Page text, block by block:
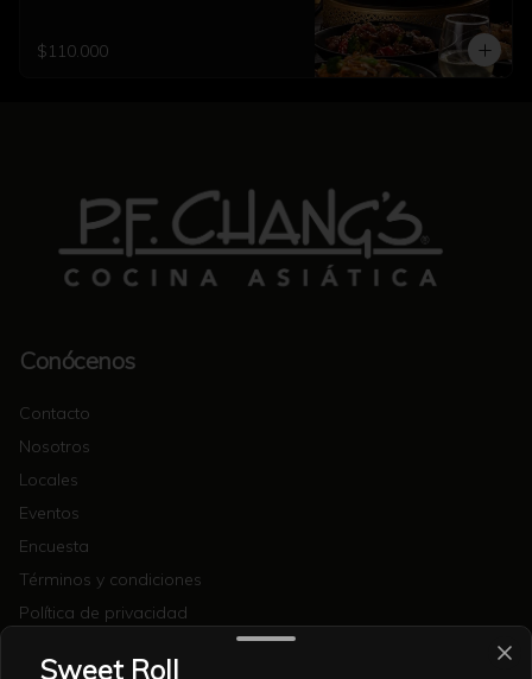
asiático. Ideal para una comida
completa con familia y amigos (imagen
$110.000
Conócenos
Contacto
Nosotros
Locales
Eventos
Encuesta
Términos y condiciones
Política de privacidad
Redes sociales
Sweet Roll